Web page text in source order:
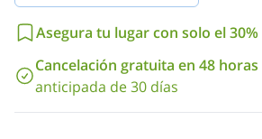
Asegura tu lugar con solo el 30%
Cancelación gratuita en 48 horas
anticipada de 30 días